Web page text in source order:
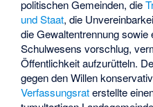
politischen Gemeinden, die
und Staat, die
die Gewaltentrennung sowie
Schulwesens vorschlug,
Öffentlichkeit aufzurütteln.
gegen den Willen
Verfassungsraterstellte